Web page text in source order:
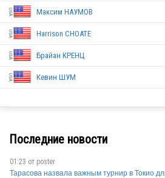
USA
USA
USA
Максим НАУМОВ
Harrison CHOATE
Брайан КРЕНЦ
Кевин ШУМ
Последние новости
01:23 от poster
Тарасова назвала важным турнир в Токио